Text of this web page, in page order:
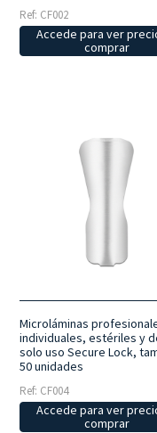
Ref: CF002
Accede para ver
comprar
Microláminas
individuales, estériles y
solo uso Secure Lock,
50 unidades
Ref: CF004
Accede para ver
comprar